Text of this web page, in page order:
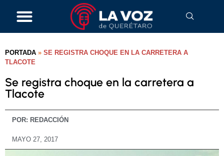
PORTADA » SE REGISTRA CHOQUE EN LA CARRETERA A
TLACOTE
Se registra choque en la carretera a
Tlacote
POR: REDACCIÓN
MAYO 27, 2017